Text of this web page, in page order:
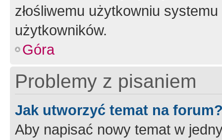
złośliwemu użytkowniu
użytkowników.
Góra
Problemy z pisaniem
Jak utworzyć temat na
Aby napisać nowy temat w